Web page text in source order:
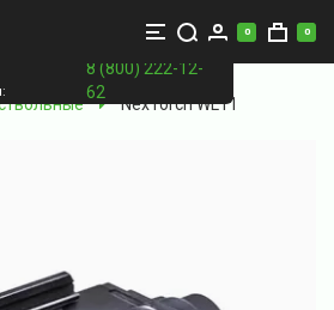
0 0
NexTorch WL11
8 (800) 222-12-
62